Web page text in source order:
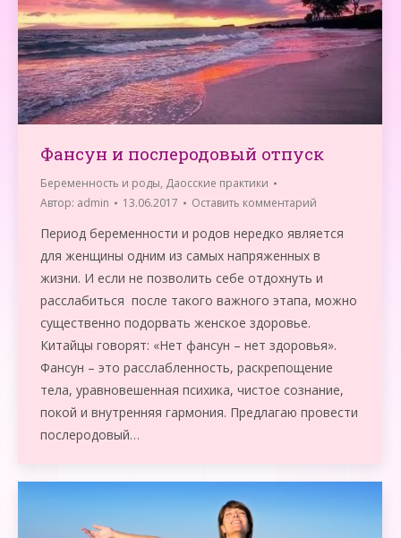
Фансун и послеродовый отпуск
Беременность и роды, Даосские практики
Автор: admin 13.06.2017 Оставить комментарий
Период беременности и родов нередко является
для женщины одним из самых напряженных в
жизни. И если не позволить себе отдохнуть и
расслабиться после такого важного этапа, можно
существенно подорвать женское здоровье.
Китайцы говорят: «Нет фансун – нет здоровья».
Фансун – это расслабленность, раскрепощение
тела, уравновешенная психика, чистое сознание,
покой и внутренняя гармония. Предлагаю провести
послеродовый…